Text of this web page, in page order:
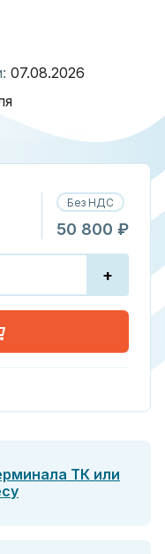
07.08.2026
Без НДС
50 800 ₽
+
ТК или